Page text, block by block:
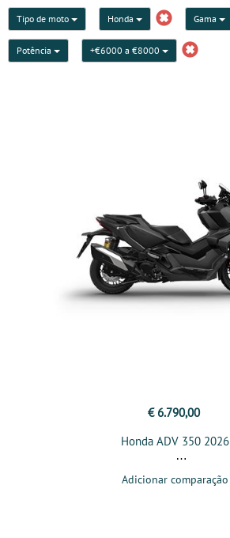
Tipo de moto Honda Gama
Potência +€6000 a €8000
€ 6.790,00
Honda ADV 350 2026
Adicionar comparação